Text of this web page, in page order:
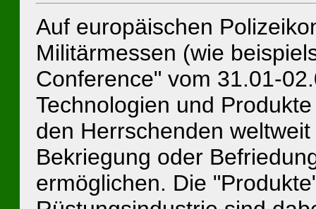
Auf europäischen
Militärmessen (wie
Conference" vom 31.01-
Technologien und
den Herrschenden
Bekriegung oder
ermöglichen. Die